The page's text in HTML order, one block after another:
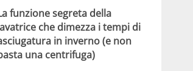
funzione segreta della
che dimezza i tempi di
in inverno (e non
una centrifuga)